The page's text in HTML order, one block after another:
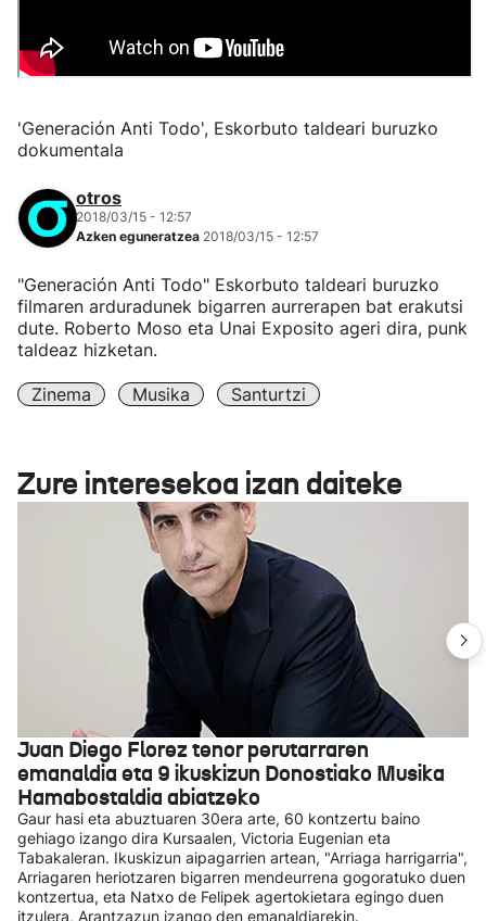
'Generación Anti Todo', Eskorbuto taldeari buruzko
dokumentala
otros
2018/03/15 - 12:57
Azken eguneratzea 2018/03/15 - 12:57
"Generación Anti Todo" Eskorbuto taldeari buruzko
filmaren arduradunek bigarren aurrerapen bat erakutsi
dute. Roberto Moso eta Unai Exposito ageri dira, punk
taldeaz hizketan.
Zinema Musika Santurtzi
Zure interesekoa izan daiteke
Juan Diego Florez tenor perutarraren
emanaldia eta 9 ikuskizun Donostiako Musika
Hamabostaldia abiatzeko
Gaur hasi eta abuztuaren 30era arte, 60 kontzertu baino
gehiago izango dira Kursaalen, Victoria Eugenian eta
Tabakaleran. Ikuskizun aipagarrien artean, "Arriaga harrigarria",
Arriagaren heriotzaren bigarren mendeurrena gogoratuko duen
kontzertua, eta Natxo de Felipek agertokietara egingo duen
itzulera, Arantzazun izango den emanaldiarekin.